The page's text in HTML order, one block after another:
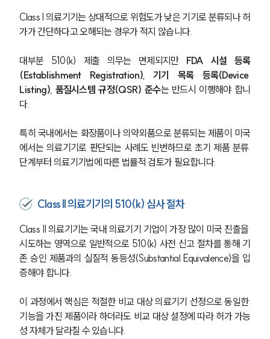
Class I 의료기기는 상대적으로 위험도가 낮은 기기로 분류되나 허
가가 간단하다고 오해되는 경우가 적지 않습니다.
대부분 510(k) 제출 의무는 면제되지만 FDA 시설 등록
(Establishment Registration), 기기 목록 등록(Device
Listing), 품질시스템 규정(QSR) 준수는 반드시 이행해야 합니
다.
특히 국내에서는 화장품이나 의약외품으로 분류되는 제품이 미국
에서는 의료기기로 판단되는 사례도 빈번하므로 초기 제품 분류
단계부터 의료기기법에 따른 법률적 검토가 필요합니다.
Class II 의료기기의 510(k) 심사 절차
Class II 의료기기는 국내 의료기기 기업이 가장 많이 미국 진출을
시도하는 영역으로 일반적으로 510(k) 사전 신고 절차를 통해 기
존 승인 제품과의 실질적 동등성(Substantial Equivalence)을 입
증해야 합니다.
이 과정에서 핵심은 적절한 비교 대상 의료기기 선정으로 동일한
기능을 가진 제품이라 하더라도 비교 대상 설정에 따라 허가 가능
성 자체가 달라질 수 있습니다.